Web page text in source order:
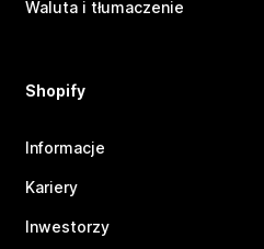
Waluta i tłumaczenie
Shopify
Informacje
Kariery
Inwestorzy